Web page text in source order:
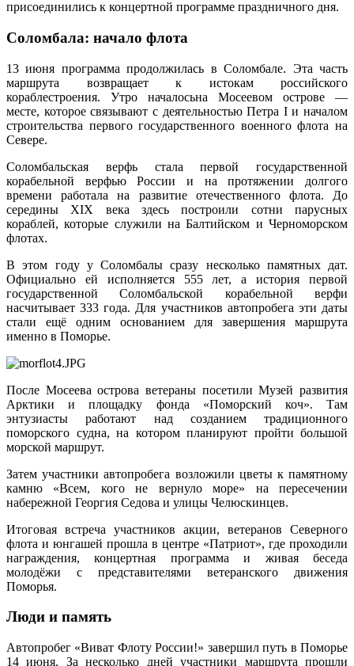
присоединились к концертной программе праздничного дня.
Соломбала: начало флота
13 июня программа продолжилась в Соломбале. Эта часть
маршрута возвращает к истокам российского
кораблестроения. Утро началосьна Мосеевом острове —
месте, которое связывают с деятельностью Петра I и началом
строительства первого государственного военного флота на
Севере.
Соломбальская верфь стала первой государственной
корабельной верфью России и на протяжении долгого
времени работала на развитие отечественного флота. До
середины XIX века здесь построили сотни парусных
кораблей, которые служили на Балтийском и Черноморском
флотах.
В этом году у Соломбалы сразу несколько памятных дат.
Официально ей исполняется 555 лет, а история первой
государственной Соломбальской корабельной верфи
насчитывает 333 года. Для участников автопробега эти даты
стали ещё одним основанием для завершения маршрута
именно в Поморье.
После Мосеева острова ветераны посетили Музей развития
Арктики и площадку фонда «Поморский коч». Там
энтузиасты работают над созданием традиционного
поморского судна, на котором планируют пройти большой
морской маршрут.
Затем участники автопробега возложили цветы к памятному
камню «Всем, кого не вернуло море» на пересечении
набережной Георгия Седова и улицы Челюскинцев.
Итоговая встреча участников акции, ветеранов Северного
флота и юнгашей прошла в центре «Патриот», где проходили
награждения, концертная программа и живая беседа
молодёжи с представителями ветеранского движения
Поморья.
Люди и память
Автопробег «Виват Флоту России!» завершил путь в Поморье
14 июня. За несколько дней участники маршрута прошли